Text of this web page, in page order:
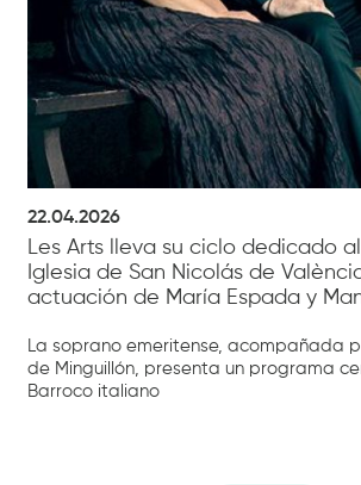
22.04.2026
Les Arts lleva su ciclo dedicado
Iglesia de San Nicolás de
actuación de María Espada y
La soprano emeritense, acompañada
de Minguillón, presenta un programa
Barroco italiano